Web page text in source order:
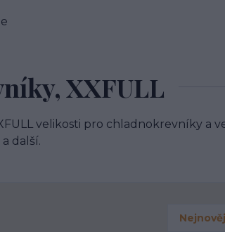
XXFULL
velikosti pro chladnokrevníky a
další.